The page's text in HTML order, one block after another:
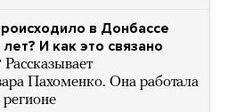
в Донбассе
И как это связано
Рассказывает
Пахоменко. Она работала